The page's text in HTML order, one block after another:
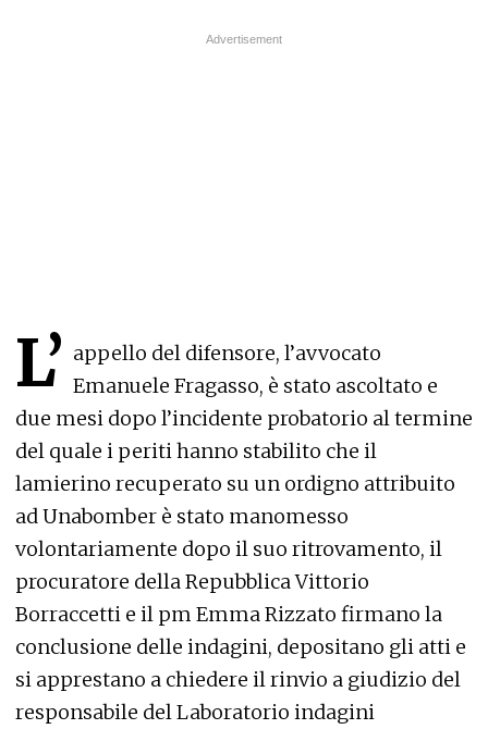
L’ appello del difensore, l’avvocato
Emanuele Fragasso, è stato ascoltato e
due mesi dopo l’incidente probatorio al termine
del quale i periti hanno stabilito che il
lamierino recuperato su un ordigno attribuito
ad Unabomber è stato manomesso
volontariamente dopo il suo ritrovamento, il
procuratore della Repubblica Vittorio
Borraccetti e il pm Emma Rizzato firmano la
conclusione delle indagini, depositano gli atti e
si apprestano a chiedere il rinvio a giudizio del
responsabile del Laboratorio indagini